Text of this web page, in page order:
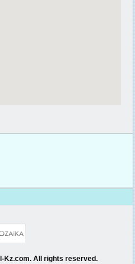
Kz.com. All rights reserved.